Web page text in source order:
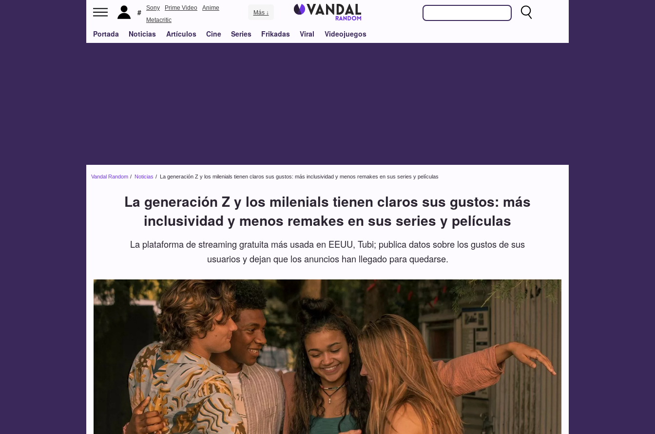
Sony Prime Video
Anime
Metacritic
Más ↓
Portada Noticias Artículos Cine Series Frikadas Viral Videojuegos
Vandal Random Noticias La generación Z y los milenials tienen claros sus gustos: más inclusividad y menos remakes en sus series y películas
La generación Z y los milenials tienen claros sus gustos: más
inclusividad y menos remakes en sus series y películas
La plataforma de streaming gratuita más usada en EEUU, Tubi; publica datos sobre los gustos de sus
usuarios y dejan que los anuncios han llegado para quedarse.